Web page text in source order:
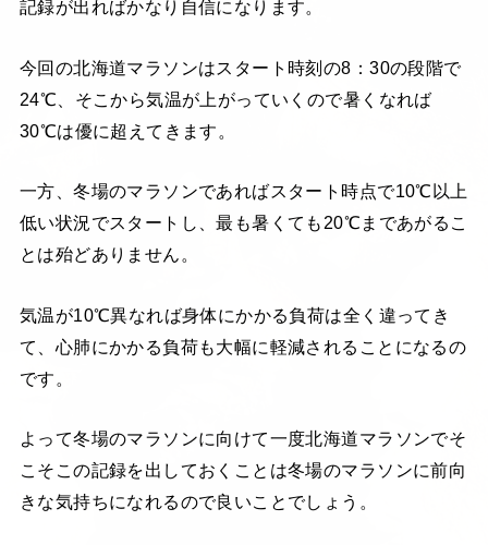
記録が出ればかなり自信になります。
今回の北海道マラソンはスタート時刻の8：30の段階で
24℃、そこから気温が上がっていくので暑くなれば
30℃は優に超えてきます。
一方、冬場のマラソンであればスタート時点で10℃以上
低い状況でスタートし、最も暑くても20℃まであがるこ
とは殆どありません。
気温が10℃異なれば身体にかかる負荷は全く違ってき
て、心肺にかかる負荷も大幅に軽減されることになるの
です。
よって冬場のマラソンに向けて一度北海道マラソンでそ
こそこの記録を出しておくことは冬場のマラソンに前向
きな気持ちになれるので良いことでしょう。